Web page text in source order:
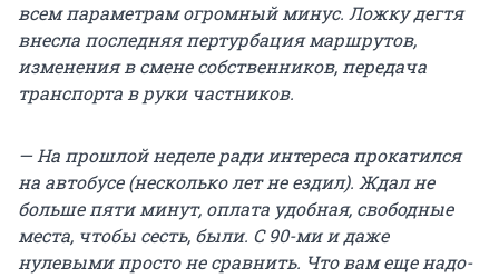
всем параметрам огромный минус. Ложку дегтя
внесла последняя пертурбация маршрутов,
изменения в смене собственников, передача
транспорта в руки частников.
— На прошлой неделе ради интереса прокатился
на автобусе (несколько лет не ездил). Ждал не
больше пяти минут, оплата удобная, свободные
места, чтобы сесть, были. С 90-ми и даже
нулевыми просто не сравнить. Что вам еще надо-